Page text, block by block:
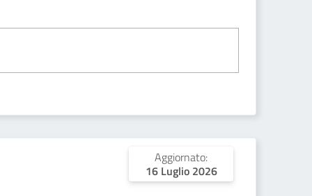
Aggiornato:
16 Luglio 2026